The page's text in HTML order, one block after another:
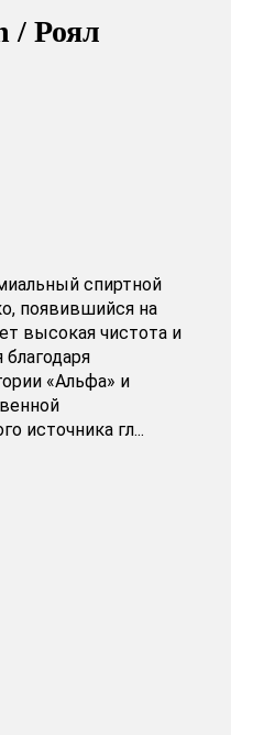
/ Роял
спиртной
появившийся на
высокая чистота и
«Альфа» и
источника гл...